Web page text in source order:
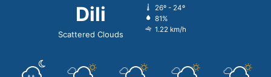
Dili
Scattered Clouds
26º - 24º
81%
1.22 km/h